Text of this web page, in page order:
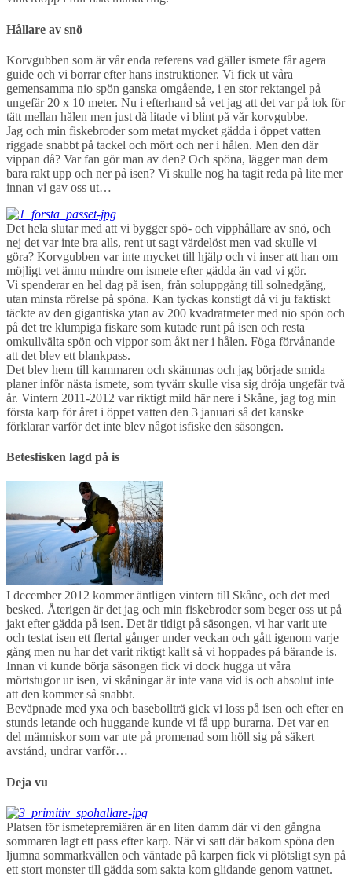
Hållare av snö
Korvgubben som är vår enda referens vad gäller ismete får agera
guide och vi borrar efter hans instruktioner. Vi fick ut våra
gemensamma nio spön ganska omgående, i en stor rektangel på
ungefär 20 x 10 meter. Nu i efterhand så vet jag att det var på tok för
tätt mellan hålen men just då litade vi blint på vår korvgubbe.
Jag och min fiskebroder som metat mycket gädda i öppet vatten
riggade snabbt på tackel och mört och ner i hålen. Men den där
vippan då? Var fan gör man av den? Och spöna, lägger man dem
bara rakt upp och ner på isen? Vi skulle nog ha tagit reda på lite mer
innan vi gav oss ut…
Det hela slutar med att vi bygger spö- och vipphållare av snö, och
nej det var inte bra alls, rent ut sagt värdelöst men vad skulle vi
göra? Korvgubben var inte mycket till hjälp och vi inser att han om
möjligt vet ännu mindre om ismete efter gädda än vad vi gör.
Vi spenderar en hel dag på isen, från soluppgång till solnedgång,
utan minsta rörelse på spöna. Kan tyckas konstigt då vi ju faktiskt
täckte av den gigantiska ytan av 200 kvadratmeter med nio spön och
på det tre klumpiga fiskare som kutade runt på isen och resta
omkullvälta spön och vippor som åkt ner i hålen. Föga förvånande
att det blev ett blankpass.
Det blev hem till kammaren och skämmas och jag började smida
planer inför nästa ismete, som tyvärr skulle visa sig dröja ungefär två
år. Vintern 2011-2012 var riktigt mild här nere i Skåne, jag tog min
första karp för året i öppet vatten den 3 januari så det kanske
förklarar varför det inte blev något isfiske den säsongen.
Betesfisken lagd på is
I december 2012 kommer äntligen vintern till Skåne, och det med
besked. Återigen är det jag och min fiskebroder som beger oss ut på
jakt efter gädda på isen. Det är tidigt på säsongen, vi har varit ute
och testat isen ett flertal gånger under veckan och gått igenom varje
gång men nu har det varit riktigt kallt så vi hoppades på bärande is.
Innan vi kunde börja säsongen fick vi dock hugga ut våra
mörtstugor ur isen, vi skåningar är inte vana vid is och absolut inte
att den kommer så snabbt.
Beväpnade med yxa och basebollträ gick vi loss på isen och efter en
stunds letande och huggande kunde vi få upp burarna. Det var en
del människor som var ute på promenad som höll sig på säkert
avstånd, undrar varför…
Deja vu
Platsen för ismetepremiären är en liten damm där vi den gångna
sommaren lagt ett pass efter karp. När vi satt där bakom spöna den
ljumna sommarkvällen och väntade på karpen fick vi plötsligt syn på
ett stort monster till gädda som sakta kom glidande genom vattnet.